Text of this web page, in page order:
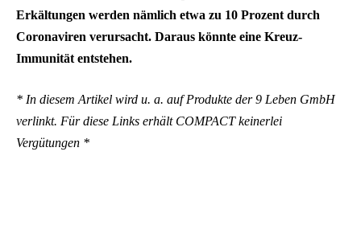
Erkältungen werden nämlich etwa zu 10 Prozent durch
Coronaviren verursacht. Daraus könnte eine Kreuz-
Immunität entstehen.
* In diesem Artikel wird u. a. auf Produkte der 9 Leben GmbH
verlinkt. Für diese Links erhält COMPACT keinerlei
Vergütungen *